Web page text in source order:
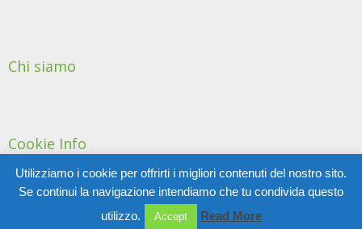
Chi siamo
Cookie Info
Utilizziamo i cookie per offrirti i migliori contenuti del nostro sito.
Se continui la navigazione intendiamo che tu condivida questo
utilizzo.
Accept Read More
© Copyright 2011 AIGACoS - Tutti i diritti riservati